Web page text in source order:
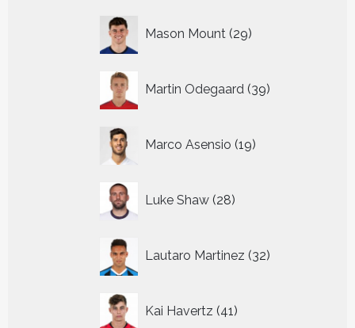
Mason Mount 29
producten
Martin Odegaard 39
producten
Marco Asensio 19
producten
Luke Shaw 28
producten
Lautaro Martinez 32
producten
Kai Havertz 41
producten